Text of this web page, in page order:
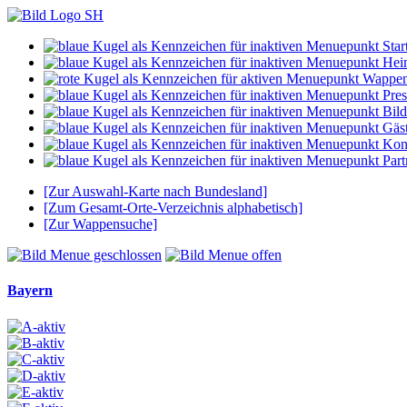
[Zur Auswahl-Karte nach Bundesland]
[Zum Gesamt-Orte-Verzeichnis alphabetisch]
[Zur Wappensuche]
Bayern